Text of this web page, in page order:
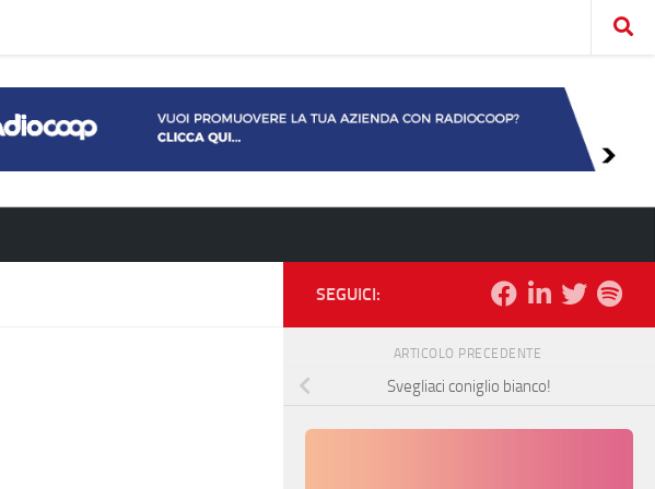
SEGUICI:
ARTICOLO PRECEDENTE
Svegliaci coniglio bianco!